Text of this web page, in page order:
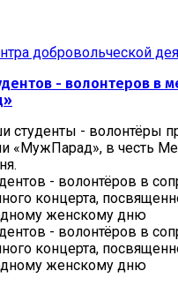
добровольческой
- волонтеров в
студенты - волонтёры
«МужПарад», в честь
- волонтёров в
концерта,
женскому дню
- волонтёров в
концерта,
женскому дню